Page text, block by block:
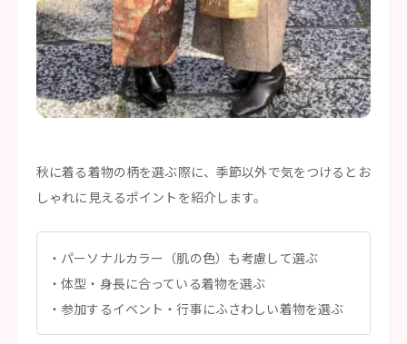
秋に着る着物の柄を選ぶ際に、季節以外で気をつけるとお
しゃれに見えるポイントを紹介します。
パーソナルカラー（肌の色）も考慮して選ぶ
体型・身長に合っている着物を選ぶ
参加するイベント・行事にふさわしい着物を選ぶ